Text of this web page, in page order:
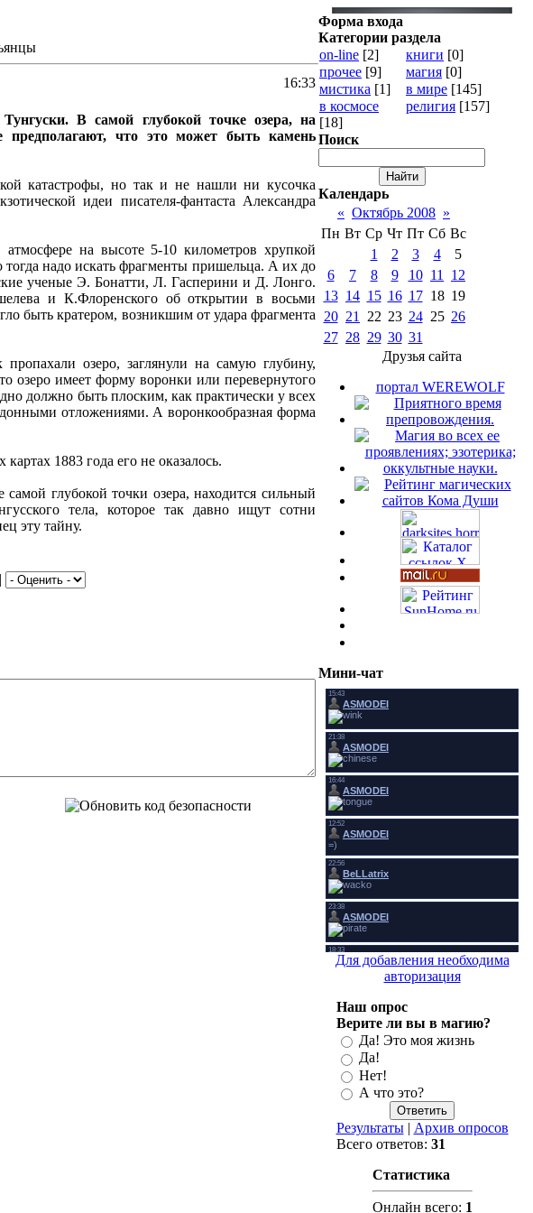
16:33
В самой глубокой точке озера, на
что это может быть камень
катастрофы, но так и не нашли ни кусочка
идеи писателя-фантаста Александра
на высоте 5-10 километров хрупкой
надо искать фрагменты пришельца. А их до
ученые Э. Бонатти, Л. Гасперини и Д. Лонго.
и К.Флоренского об открытии в восьми
быть кратером, возникшим от удара фрагмента
озеро, заглянули на самую глубину,
озеро имеет форму воронки или перевернутого
должно быть плоским, как практически у всех
отложениями. А воронкообразная форма
1883 года его не оказалось.
глубокой точки озера, находится сильный
тела, которое так давно ищут сотни
эту тайну.
Форма входа
Категории раздела
on-line [2] книги [0]
прочее [9] магия [0]
мистика [1] в мире [145]
в космосе
[18]
религия [157]
Поиск
Календарь
« Октябрь 2008 »
Пн Вт Ср Чт Пт Сб Вс
1
2 3 4
5
6
7 8 9 10 11
12
13 14 15 16 17 18 19
20 21 22 23 24 25 26
27 28 29 30 31
Друзья сайта
портал WEREWOLF
Мини-чат
Для добавления необходима
авторизация
Наш опрос
Верите ли вы в магию?
Да! Это моя жизнь
Да!
Нет!
А что это?
Результаты| Архив опросов
Всего ответов: 31
Статистика
Онлайн всего: 1